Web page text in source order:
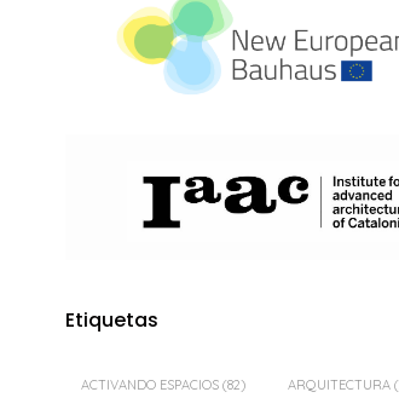
Etiquetas
ACTIVANDO ESPACIOS (82) ARQUITECTURA